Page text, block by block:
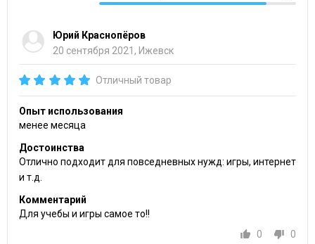
Юрий Краснопёров
20 сентября 2021, Ижевск
Отличный товар
Опыт использования
менее месяца
Достоинства
Отлично подходит для повседневных нужд: игры, интернет
и т.д.
Комментарий
Для учебы и игры самое то!!
0
0